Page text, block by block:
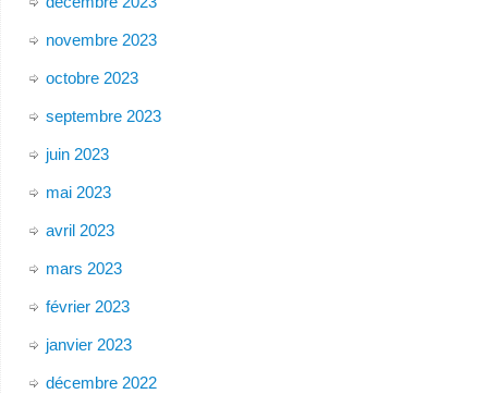
novembre 2023
octobre 2023
septembre 2023
juin 2023
mai 2023
avril 2023
mars 2023
février 2023
janvier 2023
décembre 2022